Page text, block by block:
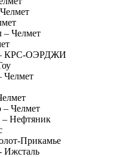
– Челмет
– КРС-ОЭРДЖИ
Челмет
– Челмет
– Нефтяник
Прикамье
Ижсталь